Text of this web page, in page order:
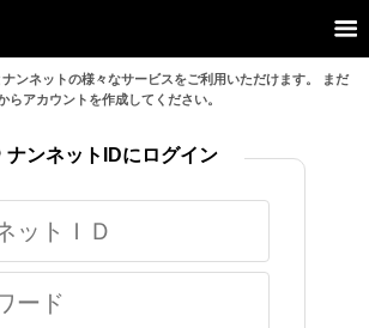
ンネットの様々なサービスをご利用いただけます。 まだ
らアカウントを作成してください。
ナンネットIDにログイン